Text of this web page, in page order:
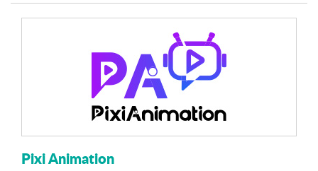
Pixi Animation